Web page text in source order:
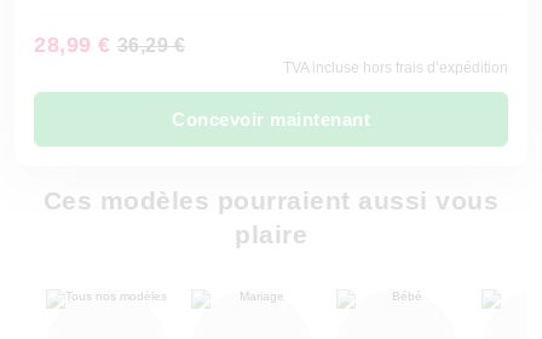
28,99 € 36,29 €
TVA incluse hors frais d’expédition
Concevoir maintenant
Ces modèles pourraient aussi vous
plaire